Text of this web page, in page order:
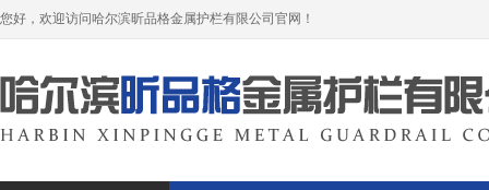
您好，欢迎访问哈尔滨昕品格金属护栏有限公司官网！